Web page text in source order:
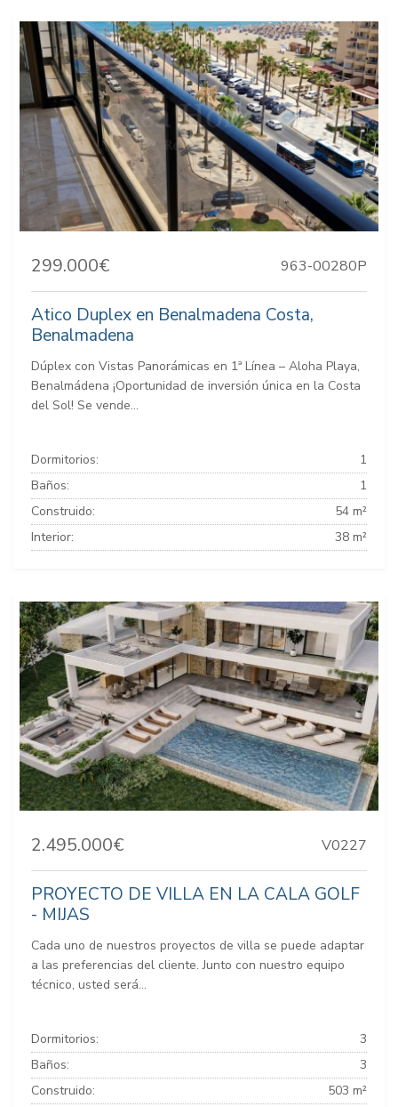
299.000€ 963-00280P
Atico Duplex en Benalmadena Costa,
Benalmadena
Dúplex con Vistas Panorámicas en 1ª Línea – Aloha Playa,
Benalmádena ¡Oportunidad de inversión única en la Costa
del Sol! Se vende...
Dormitorios:
1
Baños:
1
Construido:
54 m²
Interior:
38 m²
2.495.000€ V0227
PROYECTO DE VILLA EN LA CALA GOLF
- MIJAS
Cada uno de nuestros proyectos de villa se puede adaptar
a las preferencias del cliente. Junto con nuestro equipo
técnico, usted será...
Dormitorios:
3
Baños:
3
Construido:
503 m²